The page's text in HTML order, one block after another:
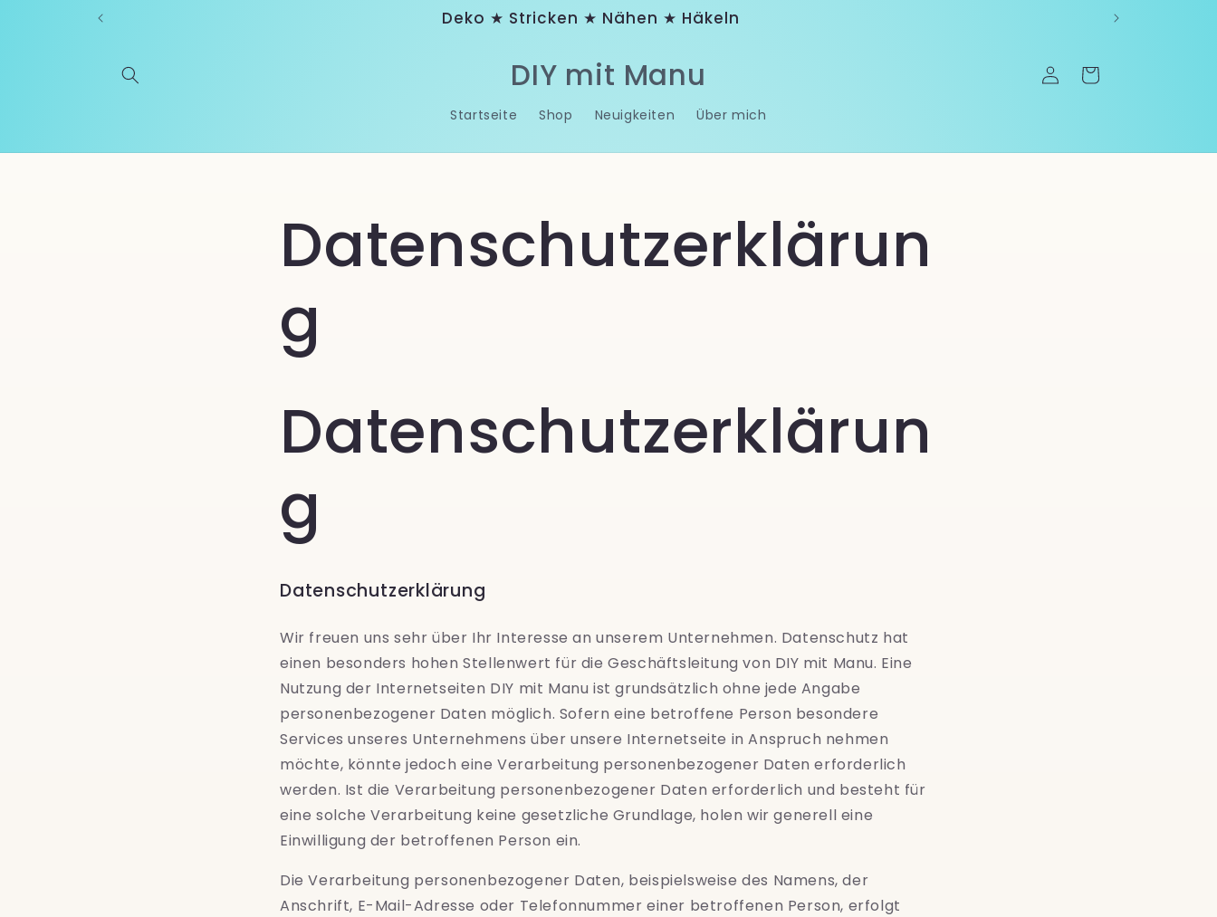
Deko ★ Stricken ★ Nähen ★ Häkeln
DIY mit Manu
Startseite Shop Neuigkeiten Über mich
EinloggenWarenkorb
Datenschutzerklärun
g
Datenschutzerklärun
g
Datenschutzerklärung
Wir freuen uns sehr über Ihr Interesse an unserem Unternehmen. Datenschutz hat
einen besonders hohen Stellenwert für die Geschäftsleitung von DIY mit Manu. Eine
Nutzung der Internetseiten DIY mit Manu ist grundsätzlich ohne jede Angabe
personenbezogener Daten möglich. Sofern eine betroffene Person besondere
Services unseres Unternehmens über unsere Internetseite in Anspruch nehmen
möchte, könnte jedoch eine Verarbeitung personenbezogener Daten erforderlich
werden. Ist die Verarbeitung personenbezogener Daten erforderlich und besteht für
eine solche Verarbeitung keine gesetzliche Grundlage, holen wir generell eine
Einwilligung der betroffenen Person ein.
Die Verarbeitung personenbezogener Daten, beispielsweise des Namens, der
Anschrift, E-Mail-Adresse oder Telefonnummer einer betroffenen Person, erfolgt